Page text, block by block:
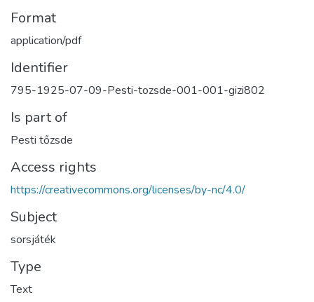
Format
application/pdf
Identifier
795-1925-07-09-Pesti-tozsde-001-001-gizi802
Is part of
Pesti tőzsde
Access rights
https://creativecommons.org/licenses/by-nc/4.0/
Subject
sorsjáték
Type
Text